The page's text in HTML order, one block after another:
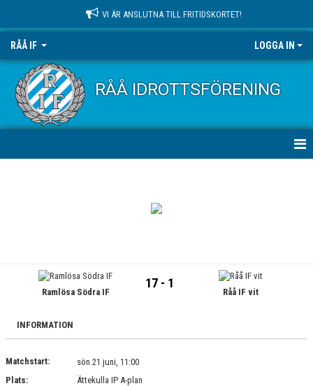
VI ÄR ANSLUTNA TILL FRITIDSKORTET!
RÅÅ IF LOGGA IN
RÅÅ IDROTTSFÖRENING
KALENDER
RÅÅ IF:S UTBILDNINGSPLAN
VÅRA LAG
Ramlösa Södra IF
17 - 1
Råå IF vit
INFORMATION
Matchstart:
sön 21 juni, 11:00
Plats:
Ättekulla IP A-plan